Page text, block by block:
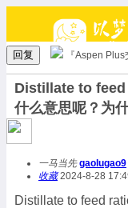
回复 『Aspen Plus
Distillate to
什么意思呢？为
一马当先 gaolugao9
收藏2024-8-28
Distillate to feed